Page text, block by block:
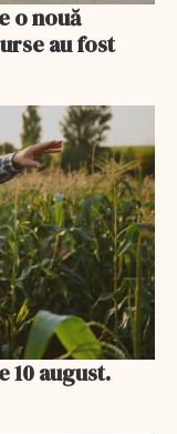
o nouă
au fost
august.